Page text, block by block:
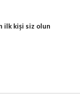
ilk kişi siz olun